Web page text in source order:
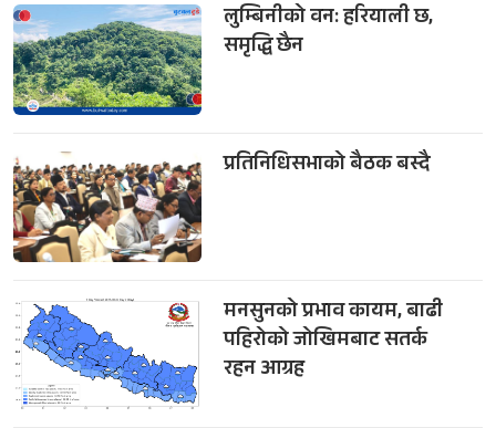
लुम्बिनीको वन: हरियाली छ,
समृद्धि छैन
प्रतिनिधिसभाको बैठक बस्दै
मनसुनको प्रभाव कायम, बाढी
पहिरोको जोखिमबाट सतर्क
रहन आग्रह